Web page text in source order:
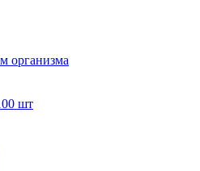
организма
шт